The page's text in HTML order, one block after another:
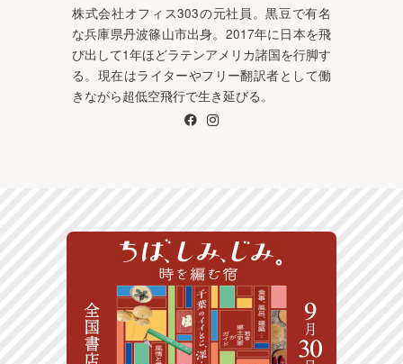
株式会社オフィス303の元社員。黒豆で有名
な兵庫県丹波篠山市出身。2017年に日本を飛
び出して1年ほどラテンアメリカ諸国を行脚す
る。現在はライターやフリー翻訳者として働
きながら超低空飛行で生き延びる。